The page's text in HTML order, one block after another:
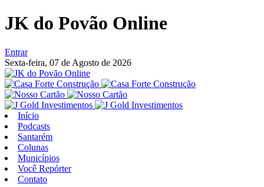
JK do Povão Online
Entrar
Sexta-feira, 07 de Agosto de 2026
Início
Podcasts
Santarém
Colunas
Municípios
Você Repórter
Contato